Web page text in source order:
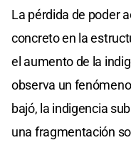
La pérdida de poder
concreto en la
el aumento de la
observa un
bajó, la indigencia
una fragmentación